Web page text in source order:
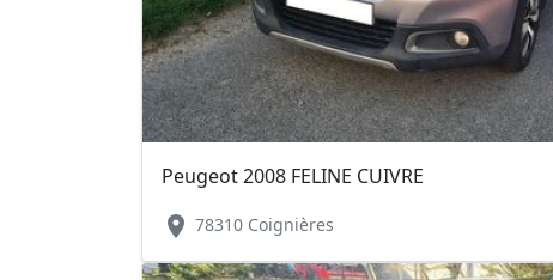
Peugeot 2008 FELINE CUIVRE
location_on 78310 Coignières